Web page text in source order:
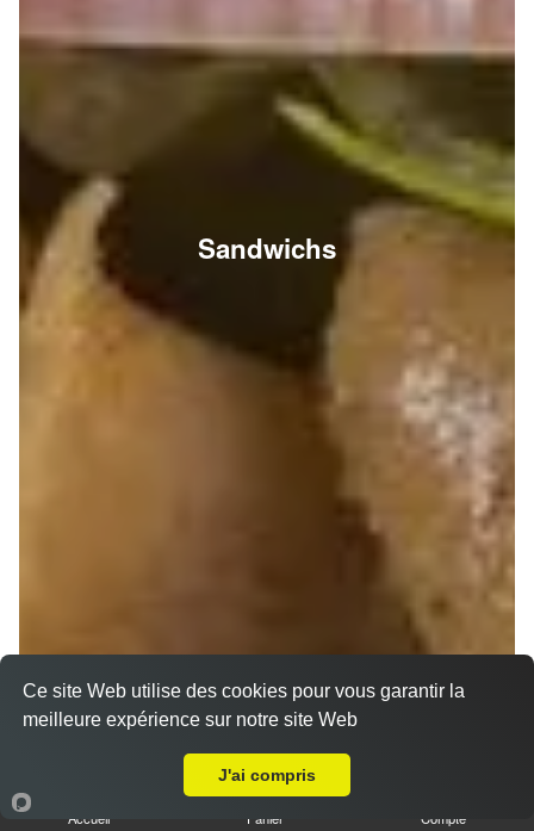
Sandwichs
Accueil Panier Compte
Ce site Web utilise des cookies pour vous garantir la
meilleure expérience sur notre site Web
J'ai compris